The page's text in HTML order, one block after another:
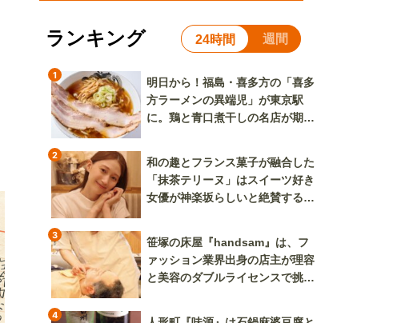
ランキング 24時間 週間
1
明日から！福島・喜多方の「喜多
方ラーメンの異端児」が東京駅
に。鶏と青口煮干しの名店が期間
2
和の趣とフランス菓子が融合した
「抹茶テリーヌ」はスイーツ好き
女優が神楽坂らしいと絶賛する逸
3
笹塚の床屋『handsam』は、フ
ァッション業界出身の店主が理容
と美容のダブルライセンスで挑む
4